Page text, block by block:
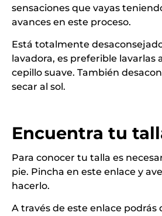
sensaciones que vayas
avances en este proceso.
Está totalmente
lavadora, es preferible lavarlas
cepillo suave. También
secar al sol.
Encuentra tu
Para conocer tu talla es
pie. Pincha en este enlace y
hacerlo.
A través de este enlace podrás